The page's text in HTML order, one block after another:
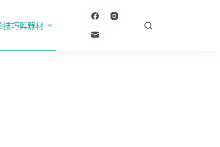
技巧與器材